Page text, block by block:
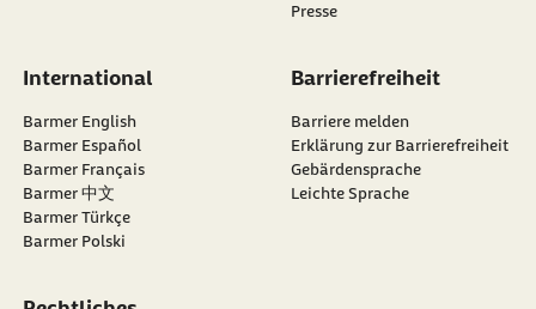
Presse
International
Barmer English
Barmer Español
Barmer Français
Barmer 中文
Barmer Türkçe
Barmer Polski
Barrierefreiheit
Barriere melden
Erklärung zur Barrierefreiheit
Gebärdensprache
Leichte Sprache